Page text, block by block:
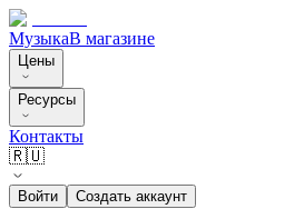
МузыкаВ магазине
Цены
Ресурсы
Контакты
🇷🇺
Войти Создать аккаунт